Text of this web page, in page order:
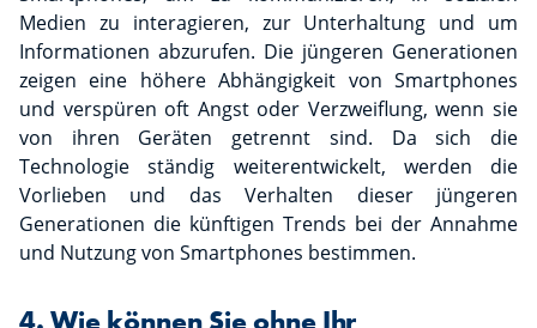
Medien zu interagieren, zur Unterhaltung und um
Informationen abzurufen. Die jüngeren Generationen
zeigen eine höhere Abhängigkeit von Smartphones
und verspüren oft Angst oder Verzweiflung, wenn sie
von ihren Geräten getrennt sind. Da sich die
Technologie ständig weiterentwickelt, werden die
Vorlieben und das Verhalten dieser jüngeren
Generationen die künftigen Trends bei der Annahme
und Nutzung von Smartphones bestimmen.